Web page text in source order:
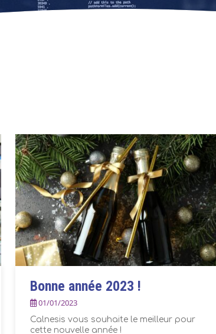
Bonne année 2023 !
01/01/2023
Calnesis vous souhaite le meilleur pour
cette nouvelle année !